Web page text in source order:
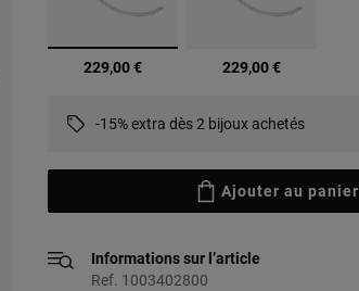
sélectionné
229,00 € 229,00 €
-15% extra dès 2 bijoux achetés
Ajouter au panier
Informations sur l’article
Ref. 1003402800